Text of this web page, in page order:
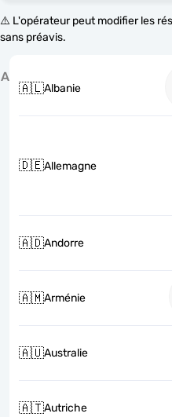
⚠️ L'opérateur peut modifier les
sans préavis.
A
🇦🇱Albanie
🇩🇪Allemagne
🇦🇩Andorre
🇦🇲Arménie
🇦🇺Australie
🇦🇹Autriche